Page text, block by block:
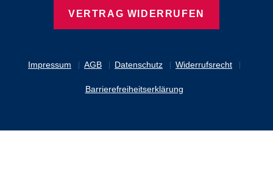
Impressum AGB Datenschutz Widerrufsrecht
Barrierefreiheitserklärung
VERTRAG WIDERRUFEN